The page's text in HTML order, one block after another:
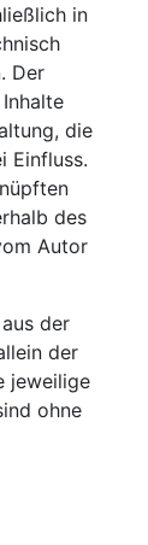
in
Der
die
Einfluss.
des
Autor
der
der
jeweilige
ohne